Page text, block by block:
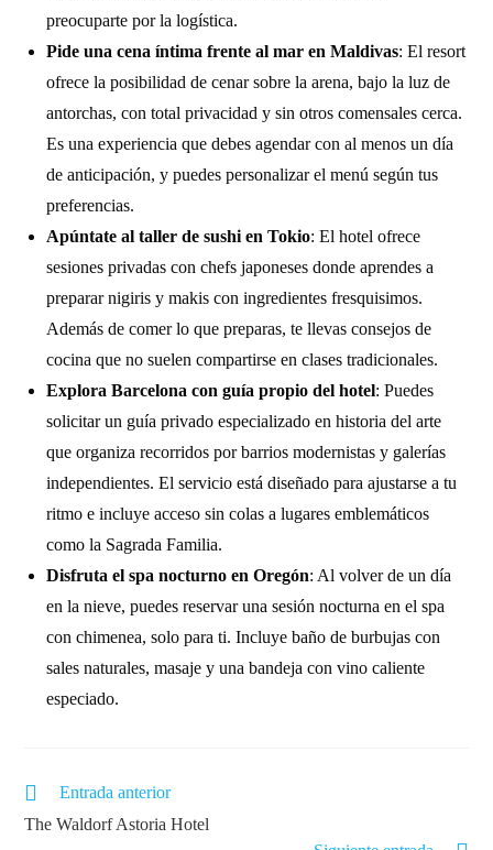
preocuparte por la logística.
Pide una cena íntima frente al mar en Maldivas: El resort
ofrece la posibilidad de cenar sobre la arena, bajo la luz de
antorchas, con total privacidad y sin otros comensales cerca.
Es una experiencia que debes agendar con al menos un día
de anticipación, y puedes personalizar el menú según tus
preferencias.
Apúntate al taller de sushi en Tokio: El hotel ofrece
sesiones privadas con chefs japoneses donde aprendes a
preparar nigiris y makis con ingredientes fresquisimos.
Además de comer lo que preparas, te llevas consejos de
cocina que no suelen compartirse en clases tradicionales.
Explora Barcelona con guía propio del hotel: Puedes
solicitar un guía privado especializado en historia del arte
que organiza recorridos por barrios modernistas y galerías
independientes. El servicio está diseñado para ajustarse a tu
ritmo e incluye acceso sin colas a lugares emblemáticos
como la Sagrada Familia.
Disfruta el spa nocturno en Oregón: Al volver de un día
en la nieve, puedes reservar una sesión nocturna en el spa
con chimenea, solo para ti. Incluye baño de burbujas con
sales naturales, masaje y una bandeja con vino caliente
especiado.
Entrada anterior
The Waldorf Astoria Hotel